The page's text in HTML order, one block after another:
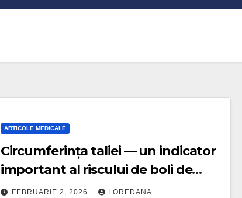
ARTICOLE MEDICALE
Circumferința taliei — un indicator
important al riscului de boli de
inimă
FEBRUARIE 2, 2026 LOREDANA